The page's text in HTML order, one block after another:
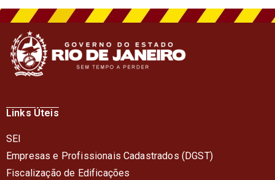
Links Úteis
SEI
Empresas e Profissionais Cadastrados (DGST)
Fiscalização de Edificações